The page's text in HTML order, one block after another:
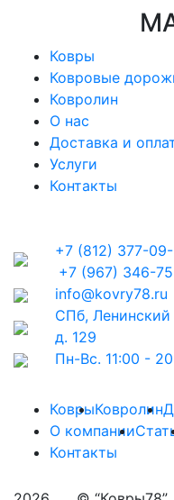
Ковры
Ковровые
Ковролин
О нас
Доставка и
Услуги
Контакты
+7 (812) 377-
+7 (967) 346-
info@kovry78.ru
СПб, Ленинский
д. 129
Пн-Вс. 11:00 -
КоврыКовролин
О компании
Контакты